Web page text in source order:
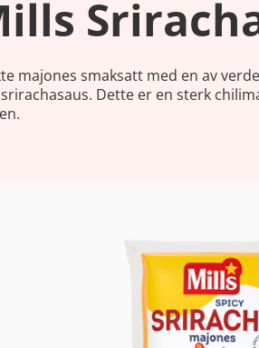
majones smaksatt med en av
Dette er en sterk